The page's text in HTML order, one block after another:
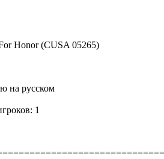
Honor (CUSA 05265)
на русском
1